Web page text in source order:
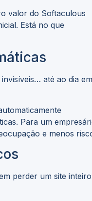
valor do Softaculous
Está no que
até ao dia em
Para um
e menos
perder um site inteiro